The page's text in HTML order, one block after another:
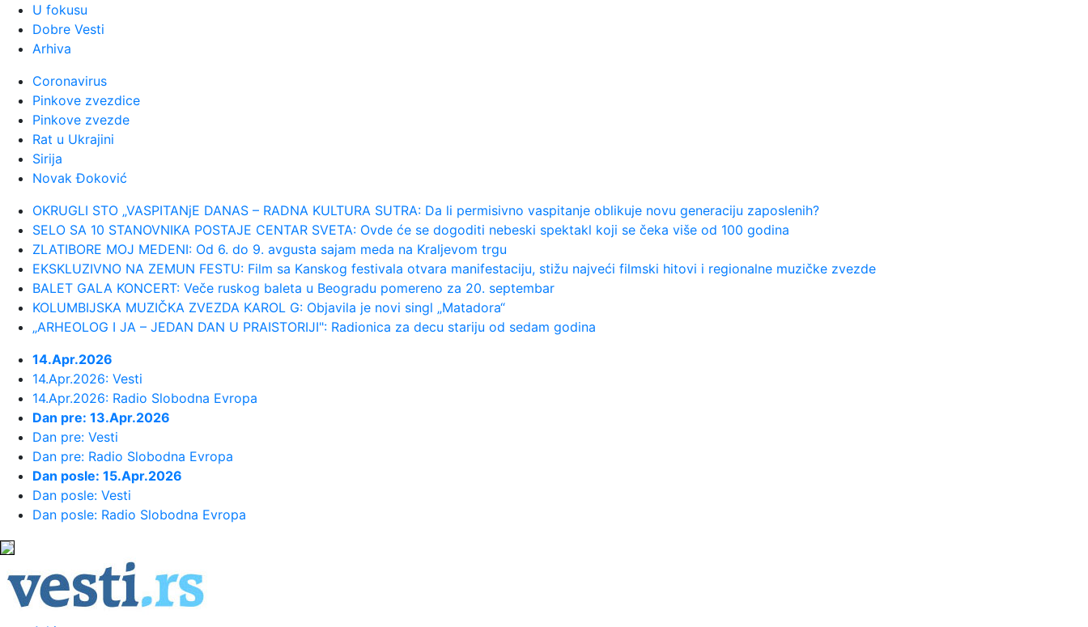
00:01:Na današnji dan, 7. avgust
23:59:U predgrađu Damaska podignut autobus u vazduh, dve osobe poginul...
23:55: ROMAŠČENKO POSLE POTOPA U HUMSKOJ: Jedna stvar posebno ga je ra...
23:54:
23:48: Trener Tobola: "Hteli smo da Partizan napada po krilu"
23:47:Škoda Peaq u serijskoj proizvodnji
23:44:"Mesi bi bio Pikaso" VIDEO
23:41:Može li ljetna avantura ipak nekako prerasti u ozbiljnu vezu?
23:38: Partizan demolirao Tobol, Ilić konačno zadovoljan: Na momente j...
23:36:U Minhenu krenula serijska proizvodnja potpuno električnog BMW-a...
23:35:Otkriveni detalji pucnjave na američki konzulat; Iza svega stoji...
23:34:PRE PAR MESECI SANJALI TITULU, SADA IH SVI DEMOLIRAJU: Benfika si...
U fokusu
Dobre Vesti
Arhiva
Coronavirus
Pinkove zvezdice
Pinkove zvezde
Rat u Ukrajini
Sirija
Novak Đoković
OKRUGLI STO „VASPITANjE DANAS – RADNA KULTURA SUTRA: Da li permisivno vaspitanje oblikuje novu generaciju zaposlenih?
SELO SA 10 STANOVNIKA POSTAJE CENTAR SVETA: Ovde će se dogoditi nebeski spektakl koji se čeka više od 100 godina
ZLATIBORE MOJ MEDENI: Od 6. do 9. avgusta sajam meda na Kraljevom trgu
EKSKLUZIVNO NA ZEMUN FESTU: Film sa Kanskog festivala otvara manifestaciju, stižu najveći filmski hitovi i regionalne muzičke zvezde
BALET GALA KONCERT: Veče ruskog baleta u Beogradu pomereno za 20. septembar
KOLUMBIJSKA MUZIČKA ZVEZDA KAROL G: Objavila je novi singl „Matadora“
„ARHEOLOG I JA – JEDAN DAN U PRAISTORIJI": Radionica za decu stariju od sedam godina
14.Apr.2026
14.Apr.2026: Vesti
14.Apr.2026: Radio Slobodna Evropa
Dan pre: 13.Apr.2026
Dan pre: Vesti
Dan pre: Radio Slobodna Evropa
Dan posle: 15.Apr.2026
Dan posle: Vesti
Dan posle: Radio Slobodna Evropa